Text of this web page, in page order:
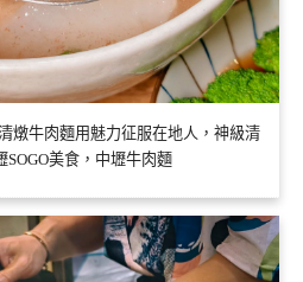
燉牛肉麵用魅力征服在地人，神級清
美食，中壢牛肉麵